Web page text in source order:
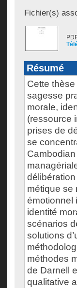
Fichier(s)
Résumé
Cette
sagesse
morale,
(ressource
prises de
se
métique se
émotionnel
identité
scénarios
solutions
méthodes
de Darnell
qualitative